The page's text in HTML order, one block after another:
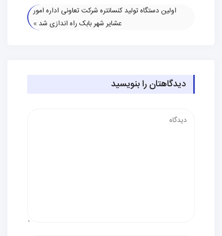
اولین دستگاه تولید کنسانتره شرکت تعاونی اداره امور
عشایر شهر بابک راه اندازی شد »
دیدگاهتان را بنویسید